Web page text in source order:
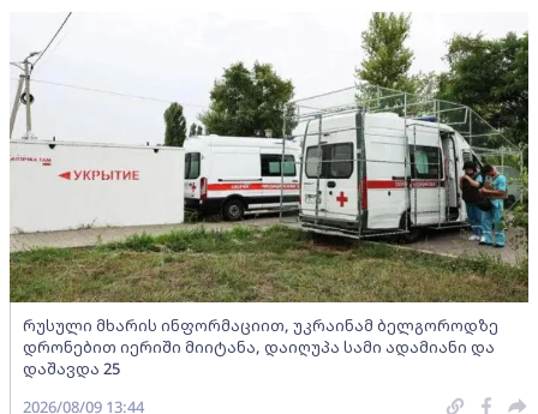
რუსული მხარის ინფორმაციით, უკრაინამ ბელგოროდზე
დრონებით იერიში მიიტანა, დაიღუპა სამი ადამიანი და
დაშავდა 25
2026/08/09 13:44